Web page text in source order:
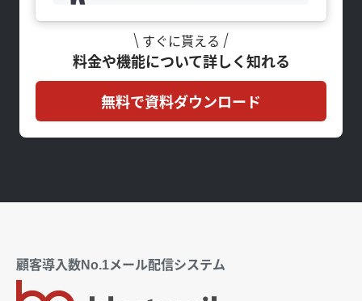
すぐに貰える
料金や機能について詳しく知れる
無料で資料ダウンロード
顧客導入数No.1メール配信システム